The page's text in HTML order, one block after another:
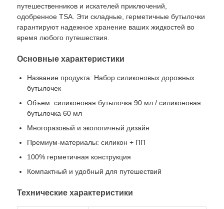
О нас
Контроль качества
Свяжитесь с нами
Новости
Случаи
путешественников и искателей приключений,
одобренное TSA. Эти складные, герметичные бутылочки
гарантируют надежное хранение ваших жидкостей во
время любого путешествия.
Основные характеристики
Название продукта: Набор силиконовых дорожных
бутылочек
Объем: силиконовая бутылочка 90 мл / силиконовая
бутылочка 60 мл
Многоразовый и экологичный дизайн
Премиум-материалы: силикон + ПП
100% герметичная конструкция
Компактный и удобный для путешествий
Технические характеристики